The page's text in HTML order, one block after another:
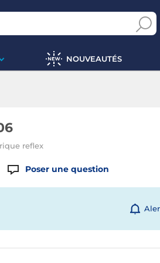
NOUVEAUTÉS
reflex
Poser une question